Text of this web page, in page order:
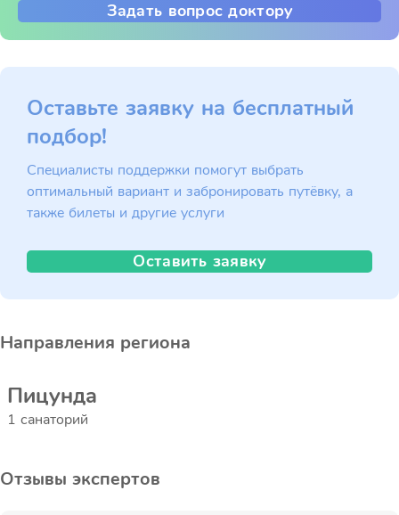
Задать вопрос доктору
Оставьте заявку на бесплатный
подбор!
Специалисты поддержки помогут выбрать
оптимальный вариант и забронировать путёвку, а
также билеты и другие услуги
Оставить заявку
Направления региона
Пицунда
1 санаторий
Отзывы экспертов